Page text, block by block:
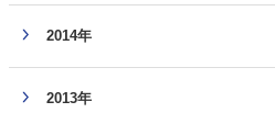
2014年
2013年